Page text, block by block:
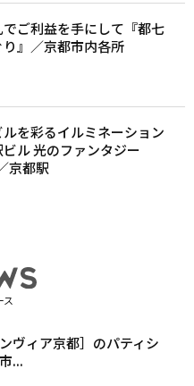
ご利益を手にして『都七
』／京都市内各所
を彩るイルミネーション
ビル 光のファンタジー
京都駅
ス
ヴィア京都］のパティシ
...